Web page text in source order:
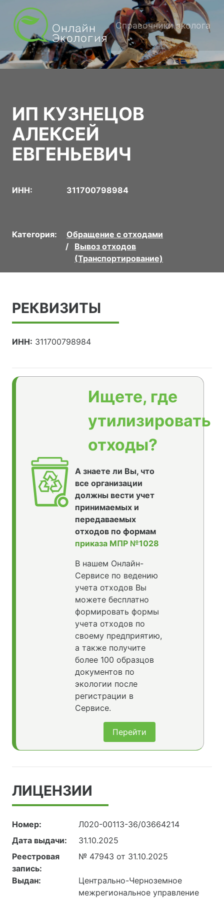
Справочники эколога
ИП КУЗНЕЦОВ
АЛЕКСЕЙ
ЕВГЕНЬЕВИЧ
ИНН: 311700798984
Категория:
Обращение с отходами
Вывоз отходов
(Транспортирование)
РЕКВИЗИТЫ
ИНН: 311700798984
Ищете, где
утилизировать
отходы?
А знаете ли Вы, что
все организации
должны вести учет
принимаемых и
передаваемых
отходов по формам
приказа МПР №1028
В нашем Онлайн-
Сервисе по ведению
учета отходов Вы
можете бесплатно
формировать формы
учета отходов по
своему предприятию,
а также получите
более 100 образцов
документов по
экологии после
регистрации в
Сервисе.
Перейти
ЛИЦЕНЗИИ
Номер:
Л020-00113-36/03664214
Дата выдачи:
31.10.2025
Реестровая
запись:
№ 47943 от 31.10.2025
Выдан:
Центрально-Черноземное
межрегиональное управление